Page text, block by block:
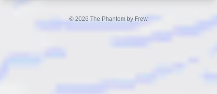
© 2026 The Phantom by Frew